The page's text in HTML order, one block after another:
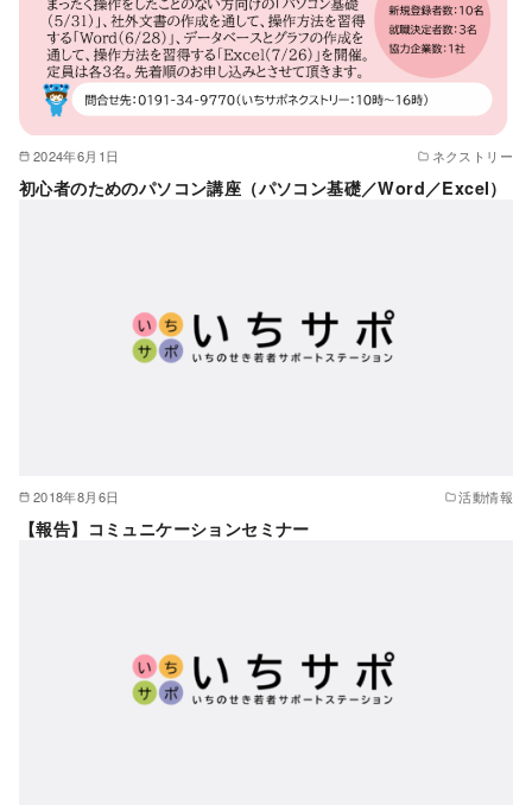
2024年6月1日 ネクストリー
初心者のためのパソコン講座（パソコン基礎／Word／Excel）
2018年8月6日 活動情報
【報告】コミュニケーションセミナー